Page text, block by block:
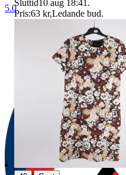
5.0
Sluttid10 aug 18:41 .
Pris:63 kr,Ledande bud.